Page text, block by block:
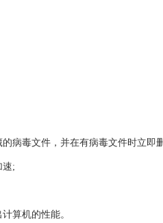
病毒文件，并在有病毒文件时立即删
速;
算机的性能。